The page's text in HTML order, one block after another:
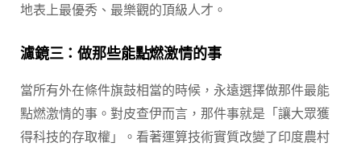
地表上最優秀、最樂觀的頂級人才。
濾鏡三：做那些能點燃激情的事
當所有外在條件旗鼓相當的時候，永遠選擇做那件最能
點燃激情的事。對皮查伊而言，那件事就是「讓大眾獲
得科技的存取權」。看著運算技術實質改變了印度農村